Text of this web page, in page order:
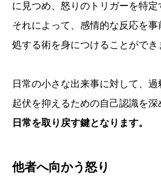
に見つめ、怒りのトリガーを特定
それによって、感情的な反応を
処する術を身につけることができ
日常の小さな出来事に対して、
起伏を抑えるための自己認識を深
日常を取り戻す鍵となります。
他者へ向かう怒り